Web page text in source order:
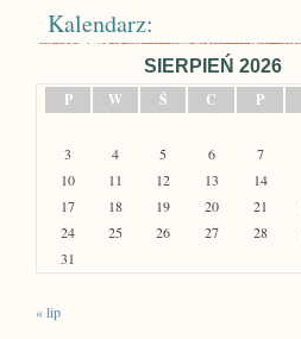
Kalendarz:
SIERPIEŃ 2026
P
W Ś C P
3
4 5 6 7
10
11 12 13 14
17
18 19 20 21
24
25 26 27 28
31
« lip